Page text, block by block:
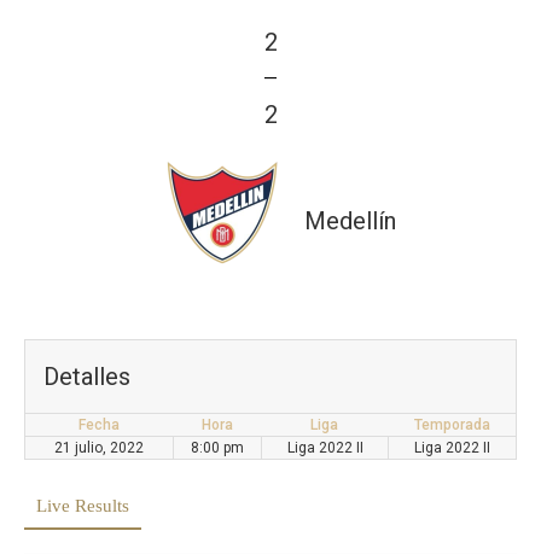
2
—
2
Medellín
Detalles
Fecha Hora Liga
Temporada
21 julio, 2022
8:00 pm Liga 2022 II Liga 2022 II
Live Results